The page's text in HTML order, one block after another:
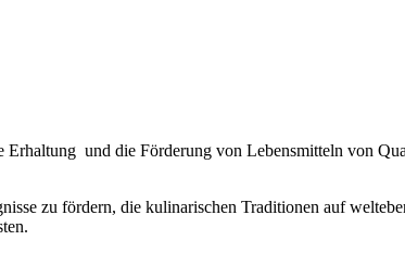
und die Förderung von Lebensmitteln von
zu fördern, die kulinarischen Traditionen auf